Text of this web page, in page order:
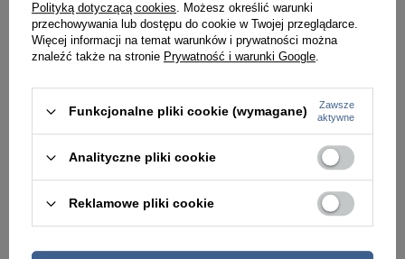
ZEGAREK DAMSKI NA PASKU CASUAL EXTREIM EXT-Y013B-2A (zx674b)
69,00 zł 69,00 zł
Polityką dotyczącą cookies. Możesz określić warunki
przechowywania lub dostępu do cookie w Twojej przeglądarce.
Więcej informacji na temat warunków i prywatności można
znaleźć także na stronie Prywatność i warunki Google.
Funkcjonalne pliki cookie (wymagane)
Zawsze
aktywne
Analityczne pliki cookie
Reklamowe pliki cookie